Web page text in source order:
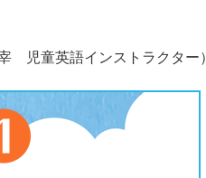
児童英語インストラクター